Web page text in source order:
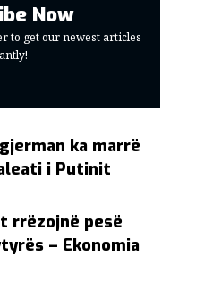
Now
to get our newest articles
ka marrë
i Putinit
rrëzojnë pesë
– Ekonomia